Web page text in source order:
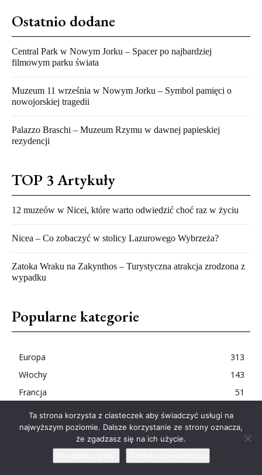
Ostatnio dodane
Central Park w Nowym Jorku – Spacer po najbardziej
filmowym parku świata
Muzeum 11 września w Nowym Jorku – Symbol pamięci o
nowojorskiej tragedii
Palazzo Braschi – Muzeum Rzymu w dawnej papieskiej
rezydencji
TOP 3 Artykuły
12 muzeów w Nicei, które warto odwiedzić choć raz w życiu
Nicea – Co zobaczyć w stolicy Lazurowego Wybrzeża?
Zatoka Wraku na Zakynthos – Turystyczna atrakcja zrodzona z
wypadku
Popularne kategorie
Europa
313
Włochy
143
Francja
51
Portugalia
Azja
34
Ta strona korzysta z ciasteczek aby świadczyć usługi na
najwyższym poziomie. Dalsze korzystanie ze strony oznacza,
że zgadzasz się na ich użycie.